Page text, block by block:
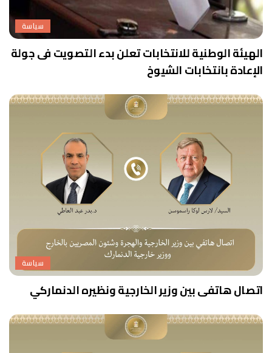
سياسة
الهيئة الوطنية للانتخابات تعلن بدء التصويت فى جولة
الإعادة بانتخابات الشيوخ
سياسة
اتصال هاتفى بين وزير الخارجية ونظيره الدنماركي